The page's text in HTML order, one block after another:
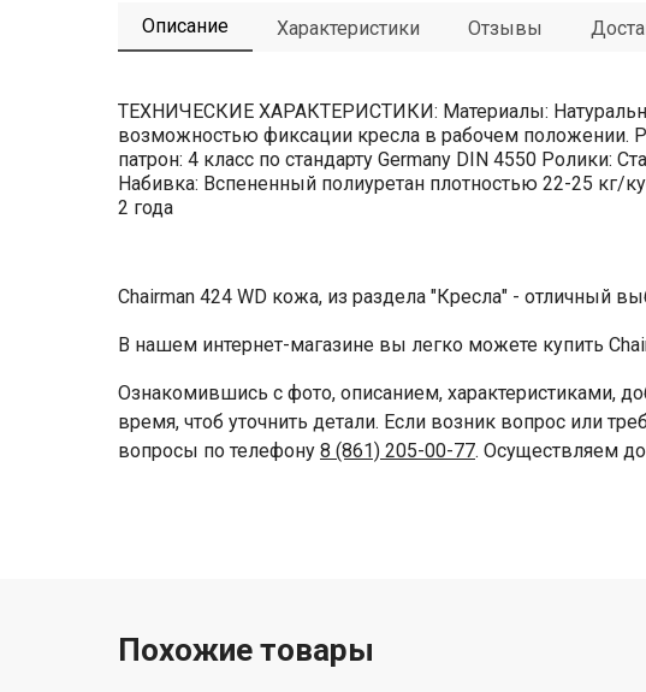
Описание Характеристики Отзывы
ТЕХНИЧЕСКИЕ ХАРАКТЕРИСТИКИ: Материалы:
возможностью фиксации кресла в рабочем положении.
патрон: 4 класс по стандарту Germany DIN 4550
Набивка: Вспененный полиуретан плотностью 22-25 кг/
2 года
Chairman 424 WD кожа, из раздела "Кресла" - отличный
В нашем интернет-магазине вы легко можете купить
Ознакомившись с фото, описанием, характеристиками,
время, чтоб уточнить детали. Если возник вопрос или
вопросы по телефону 8 (861) 205-00-77. Осуществляем
Похожие товары